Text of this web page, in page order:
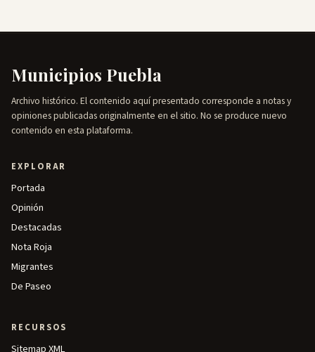
Municipios Puebla
Archivo histórico. El contenido aquí presentado corresponde a notas y
opiniones publicadas originalmente en el sitio. No se produce nuevo
contenido en esta plataforma.
EXPLORAR
Portada
Opinión
Destacadas
Nota Roja
Migrantes
De Paseo
RECURSOS